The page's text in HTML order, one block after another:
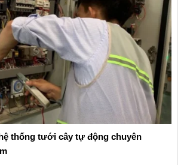
thống tưới cây tự động chuyên